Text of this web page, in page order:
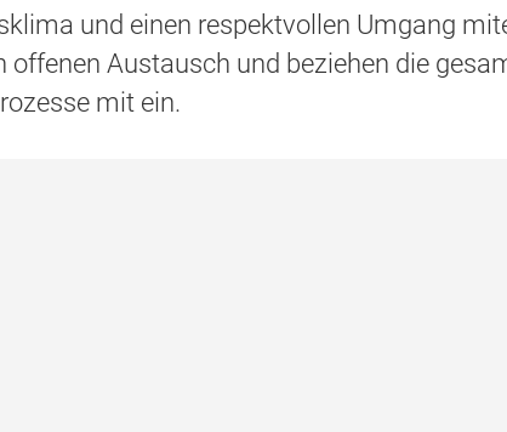
und einen respektvollen Umgang
offenen Austausch und beziehen die
mit ein.